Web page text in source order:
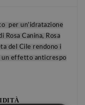
per un’idratazione
Canina, Rosa
del Cile rendono i
un effetto anticrespo